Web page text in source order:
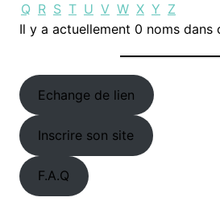
Q R S T U V W X Y Z
Il y a actuellement 0 noms dans
Echange de lien
Inscrire son site
F.A.Q